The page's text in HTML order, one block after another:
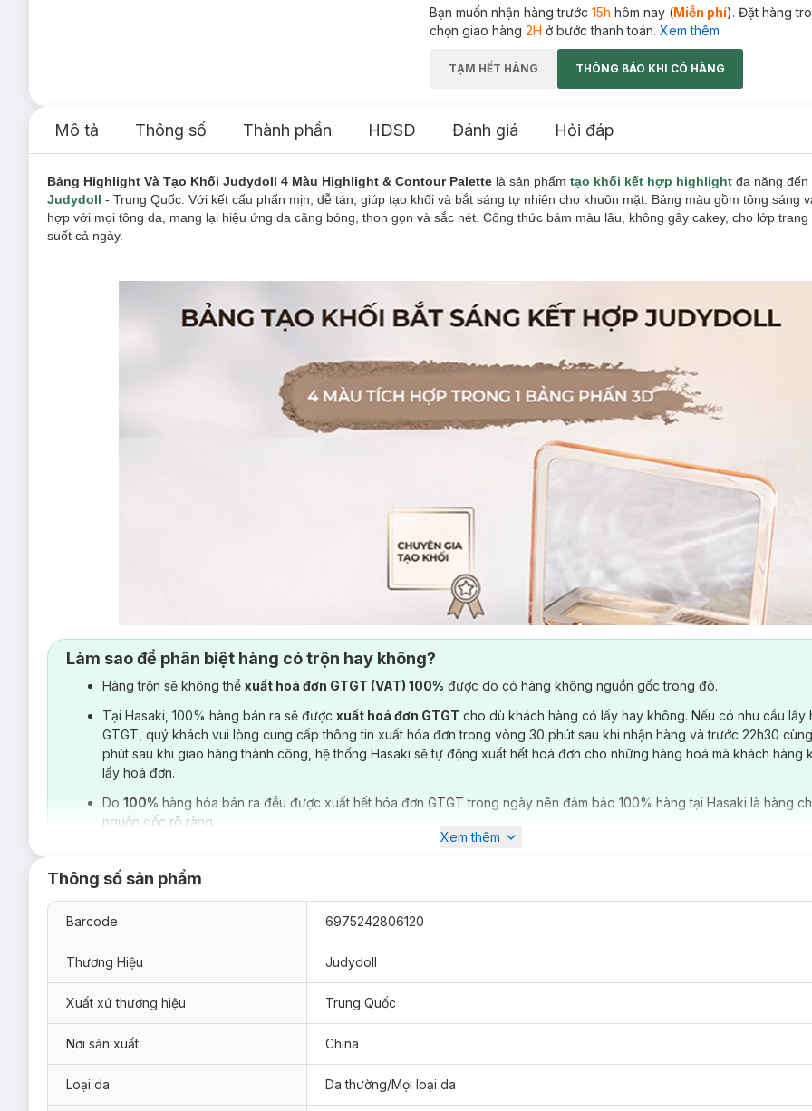
Bạn muốn nhận hàng trước 15h hôm nay (Miễn phí). Đặt hàng
chọn giao hàng 2H ở bước thanh toán. Xem thêm
TẠM HẾT HÀNG THÔNG BÁO KHI CÓ HÀNG
Mô tả Thông số Thành phần HDSD Đánh giá Hỏi đáp
Bảng Highlight Và Tạo Khối Judydoll 4 Màu Highlight & Contour Palette là sản phẩm tạo khối kết hợp highlight đa năng
Judydoll - Trung Quốc. Với kết cấu phấn mịn, dễ tán, giúp tạo khối và bắt sáng tự nhiên cho khuôn mặt. Bảng màu gồm tông sáng
hợp với mọi tông da, mang lại hiệu ứng da căng bóng, thon gọn và sắc nét. Công thức bám màu lâu, không gây cakey, cho lớp
suốt cả ngày.
Làm sao để phân biệt hàng có trộn hay không?
Hàng trộn sẽ không thể xuất hoá đơn GTGT (VAT) 100% được do có hàng không nguồn gốc trong đó.
Tại Hasaki, 100% hàng bán ra sẽ được xuất hoá đơn GTGT cho dù khách hàng có lấy hay không. Nếu có nhu cầu lấy
GTGT, quý khách vui lòng cung cấp thông tin xuất hóa đơn trong vòng 30 phút sau khi nhận hàng và trước 22h30
phút sau khi giao hàng thành công, hệ thống Hasaki sẽ tự động xuất hết hoá đơn cho những hàng hoá mà khách hàng
lấy hoá đơn.
Do 100% hàng hóa bán ra đều được xuất hết hóa đơn GTGT trong ngày nên đảm bảo 100% hàng tại Hasaki là hàng
nguồn gốc rõ ràng.
Xem thêm
Thông số sản phẩm
Barcode 6975242806120
Thương Hiệu Judydoll
Xuất xứ thương hiệu Trung Quốc
Nơi sản xuất China
Loại da Da thường/Mọi loại da